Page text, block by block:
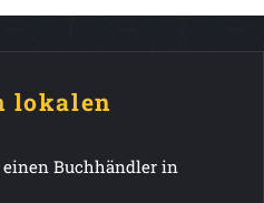
lokalen
einen Buchhändler in